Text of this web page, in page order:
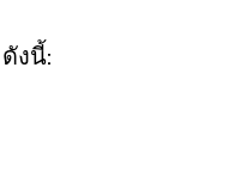
งนี้: